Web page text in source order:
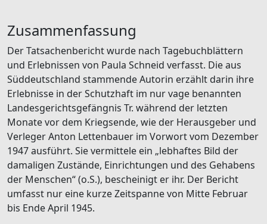
Zusammenfassung
Der Tatsachenbericht wurde nach Tagebuchblättern
und Erlebnissen von Paula Schneid verfasst. Die aus
Süddeutschland stammende Autorin erzählt darin ihre
Erlebnisse in der Schutzhaft im nur vage benannten
Landesgerichtsgefängnis Tr. während der letzten
Monate vor dem Kriegsende, wie der Herausgeber und
Verleger Anton Lettenbauer im Vorwort vom Dezember
1947 ausführt. Sie vermittele ein „lebhaftes Bild der
damaligen Zustände, Einrichtungen und des Gehabens
der Menschen“ (o.S.), bescheinigt er ihr. Der Bericht
umfasst nur eine kurze Zeitspanne von Mitte Februar
bis Ende April 1945.